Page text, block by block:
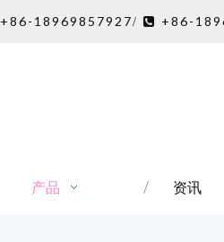
+86-18969857927/  +86-
产品 资讯